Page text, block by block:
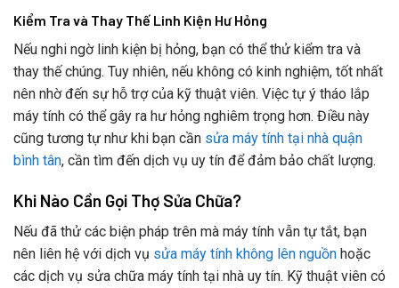
Kiểm Tra và Thay Thế Linh Kiện Hư Hỏng
Nếu nghi ngờ linh kiện bị hỏng, bạn có thể thử kiểm tra và
thay thế chúng. Tuy nhiên, nếu không có kinh nghiệm, tốt nhất
nên nhờ đến sự hỗ trợ của kỹ thuật viên. Việc tự ý tháo lắp
máy tính có thể gây ra hư hỏng nghiêm trọng hơn. Điều này
cũng tương tự như khi bạn cần sửa máy tính tại nhà quận
bình tân, cần tìm đến dịch vụ uy tín để đảm bảo chất lượng.
Khi Nào Cần Gọi Thợ Sửa Chữa?
Nếu đã thử các biện pháp trên mà máy tính vẫn tự tắt, bạn
nên liên hệ với dịch vụ sửa máy tính không lên nguồn hoặc
các dịch vụ sửa chữa máy tính tại nhà uy tín. Kỹ thuật viên có